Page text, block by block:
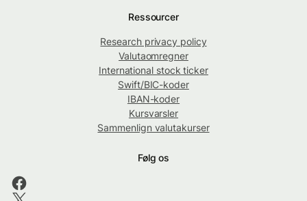
Ressourcer
Research privacy policy
Valutaomregner
International stock ticker
Swift/BIC-koder
IBAN-koder
Kursvarsler
Sammenlign valutakurser
Følg os